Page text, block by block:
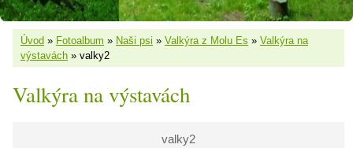
Úvod » Fotoalbum » Naši psi » Valkýra z Molu Es » Valkýra na
výstavách » valky2
Valkýra na výstavách
valky2